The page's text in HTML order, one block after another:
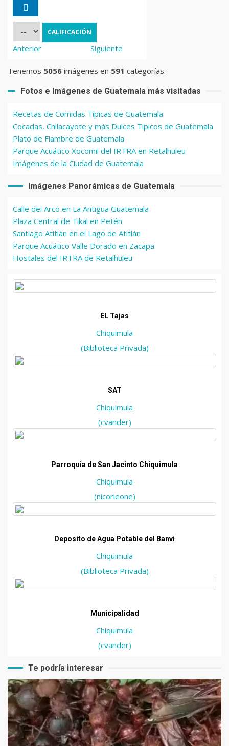
Anterior Siguiente
Tenemos 5056 imágenes en 591 categorías.
Fotos e Imágenes de Guatemala más visitadas
Recetas de Comidas Típicas de Guatemala
Cocadas, Chilacayote y más Dulces Típicos de Guatemala
Plato de Fiambre de Guatemala
Parque Acuático Xocomil del IRTRA en Retalhuleu
Imágenes de la Ciudad de Guatemala
Imágenes Panorámicas de Guatemala
Calle del Arco en La Antigua Guatemala
Plaza Central de Tikal en Petén
Santiago Atitlán en el Lago de Atitlán
Parque Acuático Valle Dorado en Zacapa
Hostales del IRTRA de Retalhuleu
EL Tajas
Chiquimula
(Biblioteca Privada)
SAT
Chiquimula
(cvander)
Parroquia de San Jacinto Chiquimula
Chiquimula
(nicorleone)
Deposito de Agua Potable del Banvi
Chiquimula
(Biblioteca Privada)
Municipalidad
Chiquimula
(cvander)
Te podría interesar